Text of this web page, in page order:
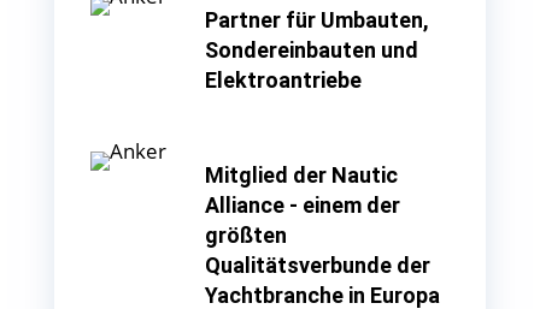
Partner für Umbauten,
Sondereinbauten und
Elektroantriebe
Mitglied der Nautic
Alliance - einem der
größten
Qualitätsverbunde der
Yachtbranche in Europa